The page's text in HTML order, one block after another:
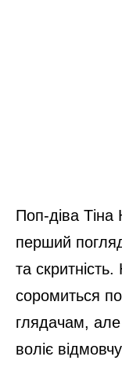
Поп-діва Тіна
перший
та
соромиться
глядачам, але
воліє